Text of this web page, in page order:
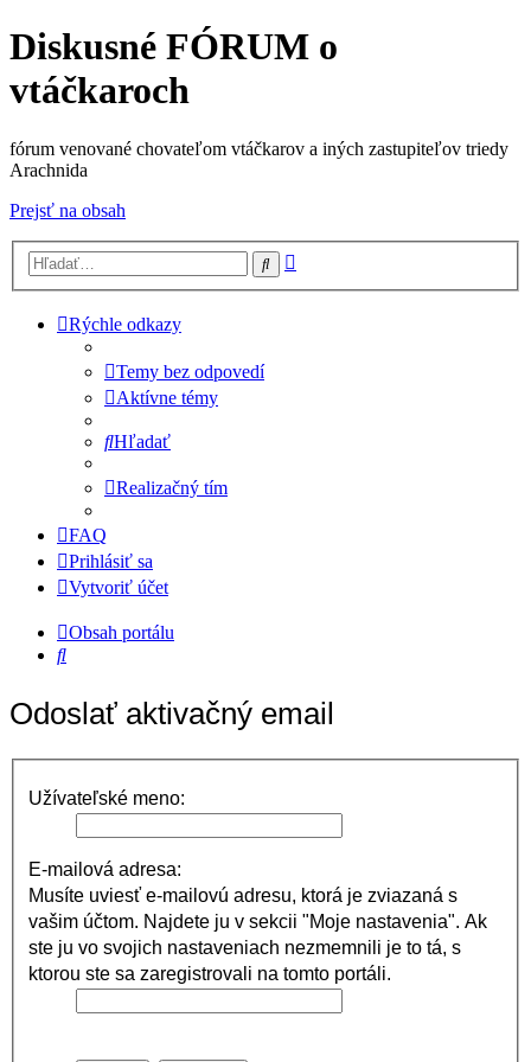
Diskusné FÓRUM o
vtáčkaroch
fórum venované chovateľom vtáčkarov a iných zastupiteľov triedy
Arachnida
Prejsť na obsah
Hľadať
Rýchle odkazy
Temy bez odpovedí
Aktívne témy
Hľadať
Realizačný tím
FAQ
Prihlásiť sa
Vytvoriť účet
Obsah portálu
Hľadať
Odoslať aktivačný email
Užívateľské meno:
E-mailová adresa:
Musíte uviesť e-mailovú adresu, ktorá je zviazaná s
vašim účtom. Najdete ju v sekcii "Moje nastavenia". Ak
ste ju vo svojich nastaveniach nezmemnili je to tá, s
ktorou ste sa zaregistrovali na tomto portáli.